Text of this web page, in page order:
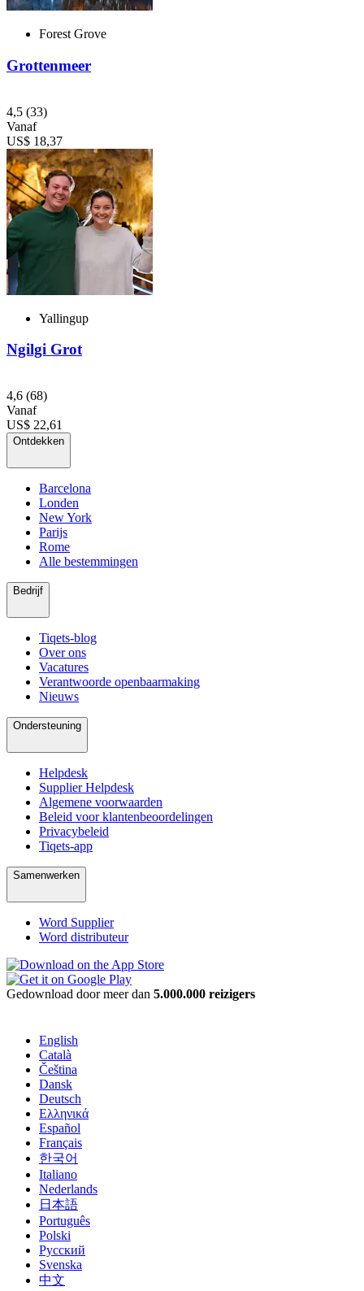
Forest Grove
Grottenmeer
4,5 (33)
Vanaf
US$ 18,37
Yallingup
Ngilgi Grot
4,6 (68)
Vanaf
US$ 22,61
Ontdekken
Barcelona
Londen
New York
Parijs
Rome
Alle bestemmingen
Bedrijf
Tiqets-blog
Over ons
Vacatures
Verantwoorde openbaarmaking
Nieuws
Ondersteuning
Helpdesk
Supplier Helpdesk
Algemene voorwaarden
Beleid voor klantenbeoordelingen
Privacybeleid
Tiqets-app
Samenwerken
Word Supplier
Word distributeur
Gedownload door meer dan 5.000.000 reizigers
English
Català
Čeština
Dansk
Deutsch
Ελληνικά
Español
Français
한국어
Italiano
Nederlands
日本語
Português
Polski
Русский
Svenska
中文